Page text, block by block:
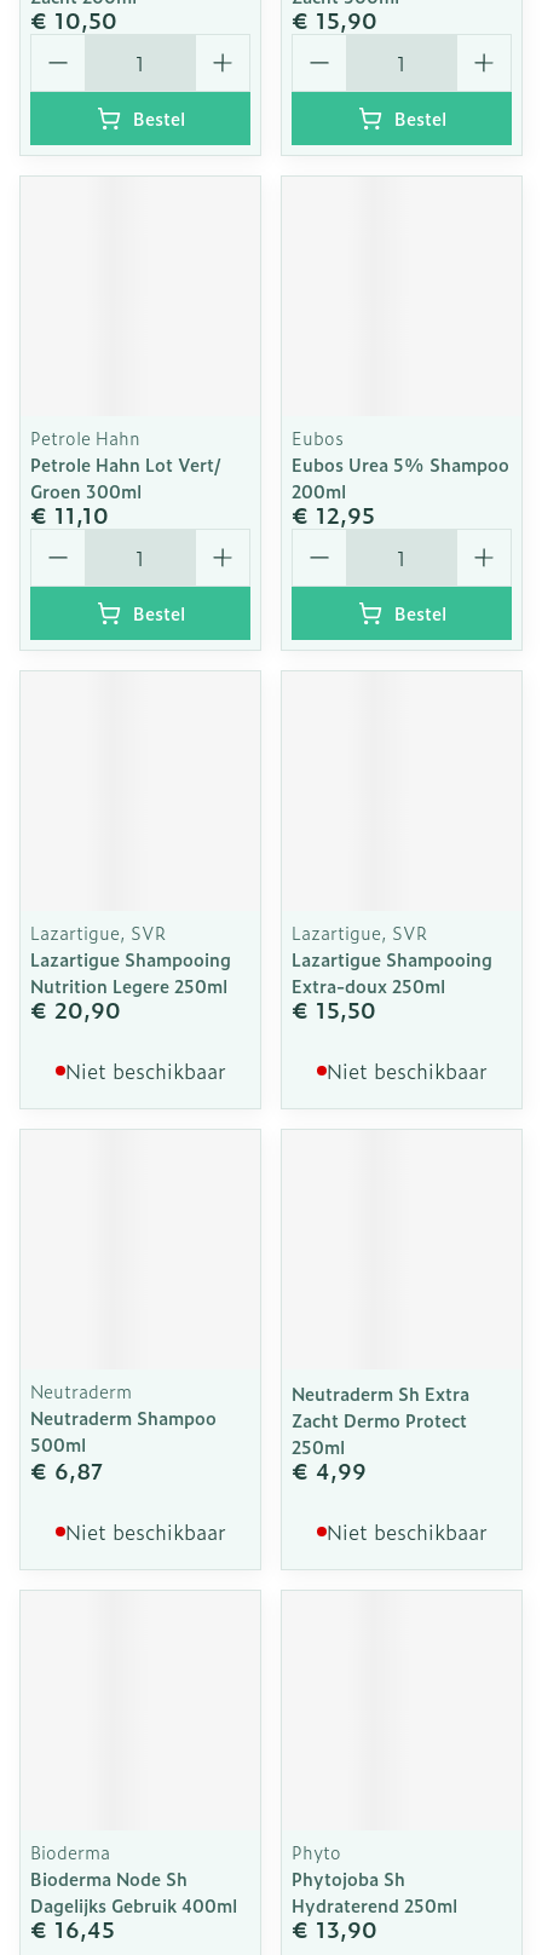
€ 10,50
Aantal
Bestel
€ 15,90
Aantal
Bestel
Petrole Hahn
Petrole Hahn Lot Vert/
Groen 300ml
€ 11,10
Aantal
Bestel
Eubos
Eubos Urea 5% Shampoo
200ml
€ 12,95
Aantal
Bestel
Lazartigue, SVR
Lazartigue Shampooing
Nutrition Legere 250ml
€ 20,90
Niet beschikbaar
Lazartigue, SVR
Lazartigue Shampooing
Extra-doux 250ml
€ 15,50
Niet beschikbaar
Neutraderm
Neutraderm Shampoo
500ml
€ 6,87
Niet beschikbaar
Neutraderm Sh Extra
Zacht Dermo Protect
250ml
€ 4,99
Niet beschikbaar
Bioderma
Bioderma Node Sh
Dagelijks Gebruik 400ml
€ 16,45
Phyto
Phytojoba Sh
Hydraterend 250ml
€ 13,90